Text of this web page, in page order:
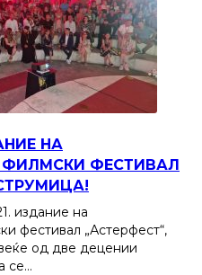
НА
ФЕСТИВАЛ
издание на
фестивал „Астерфест“,
од две децении
се…